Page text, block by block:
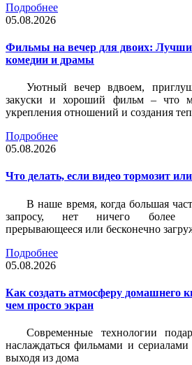
Подробнее
05.08.2026
Фильмы на вечер для двоих:
комедии и драмы
Уютный вечер вдвоем,
закуски и хороший фильм – что
укрепления отношений и создания
Подробнее
05.08.2026
Что делать, если видео тормозит
В наше время, когда большая
запросу, нет ничего более
прерывающееся или бесконечно
Подробнее
05.08.2026
Как создать атмосферу домашнего
чем просто экран
Современные технологии
наслаждаться фильмами и
выходя из дома